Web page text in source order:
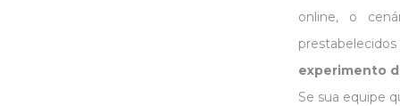
online, o
experimento
Se sua equipe